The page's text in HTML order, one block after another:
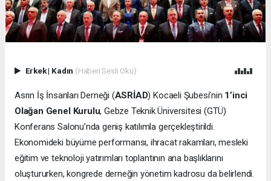
Erkek| Kadın (Haberi Sesli Oku)
Asrın İş İnsanları Derneği (ASRİAD) Kocaeli Şubesi’nin 1’inci
Olağan Genel Kurulu, Gebze Teknik Üniversitesi (GTÜ)
Konferans Salonu’nda geniş katılımla gerçekleştirildi.
Ekonomideki büyüme performansı, ihracat rakamları, mesleki
eğitim ve teknoloji yatırımları toplantının ana başlıklarını
oluştururken, kongrede derneğin yönetim kadrosu da belirlendi.